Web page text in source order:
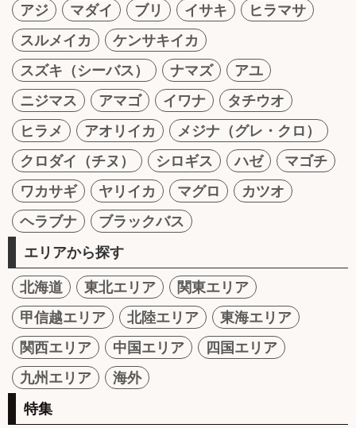
アジ マダイ ブリ イサキ
ヒラマサ
スルメイカ
ケンサキイカ
スズキ（シーバス）
ナマズ
アユ
ニジマス
アマゴ イワナ
タチウオ
ヒラメ
アオリイカ
メジナ（グレ・クロ）
クロダイ（チヌ）
シロギス ハゼ
マゴチ
ワカサギ
ヤリイカ マグロ
カツオ
ヘラブナ
ブラックバス
エリアから探す
北海道 東北エリア
関東エリア
甲信越エリア
北陸エリア
東海エリア
関西エリア
中国エリア
四国エリア
九州エリア
海外
特集